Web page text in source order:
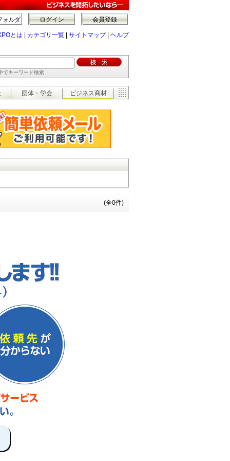
会員登録
ログイン
ォルダ
とは カテゴリ一覧 サイトマップ| ヘルプ
でキーワード検索
団体・学会 ビジネス商材
(全0件)